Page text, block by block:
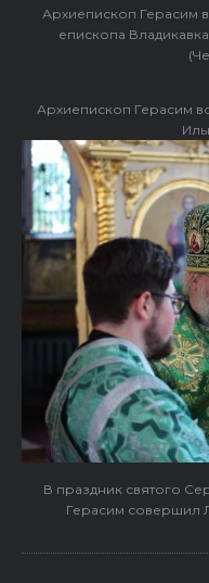
Архиепископ Герасим
епископа
Архиепископ Герасим
В праздник святого
Герасим совершил